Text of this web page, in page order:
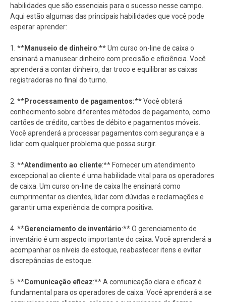
habilidades que são essenciais para o sucesso nesse campo.
Aqui estão algumas das principais habilidades que você pode
esperar aprender:
1. **Manuseio de dinheiro:** Um curso on-line de caixa o
ensinará a manusear dinheiro com precisão e eficiência. Você
aprenderá a contar dinheiro, dar troco e equilibrar as caixas
registradoras no final do turno.
2. **Processamento de pagamentos:** Você obterá
conhecimento sobre diferentes métodos de pagamento, como
cartões de crédito, cartões de débito e pagamentos móveis.
Você aprenderá a processar pagamentos com segurança e a
lidar com qualquer problema que possa surgir.
3. **Atendimento ao cliente:** Fornecer um atendimento
excepcional ao cliente é uma habilidade vital para os operadores
de caixa. Um curso on-line de caixa lhe ensinará como
cumprimentar os clientes, lidar com dúvidas e reclamações e
garantir uma experiência de compra positiva.
4. **Gerenciamento de inventário:** O gerenciamento de
inventário é um aspecto importante do caixa. Você aprenderá a
acompanhar os níveis de estoque, reabastecer itens e evitar
discrepâncias de estoque.
5. **Comunicação eficaz:** A comunicação clara e eficaz é
fundamental para os operadores de caixa. Você aprenderá a se